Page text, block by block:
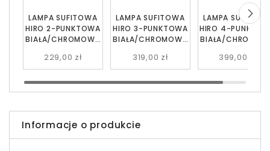
LAMPA SUFITOWA
HIRO 2-PUNKTOWA
BIAŁA/CHROMOWA
229,00 zł
LAMPA SUFITOWA
HIRO 3-PUNKTOWA
BIAŁA/CHROMOWA
319,00 zł
LAMPA
HIRO 4-
BIAŁA/
399,00 zł
Informacje o produkcie